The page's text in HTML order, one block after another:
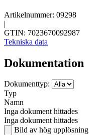
Artikelnummer: 09298
|
GTIN: 7023670092987
Tekniska data
Dokumentation
Dokumenttyp:
Typ
Namn
Inga dokument hittades
Inga dokument hittades
Bild av hög upplösning